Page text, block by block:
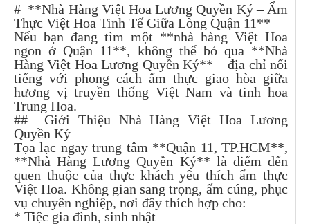
# **Nhà Hàng Việt Hoa Lương Quyền Ký – Ẩm
Thực Việt Hoa Tinh Tế Giữa Lòng Quận 11**
Nếu bạn đang tìm một **nhà hàng Việt Hoa
ngon ở Quận 11**, không thể bỏ qua **Nhà
Hàng Việt Hoa Lương Quyền Ký** – địa chỉ nổi
tiếng với phong cách ẩm thực giao hòa giữa
hương vị truyền thống Việt Nam và tinh hoa
Trung Hoa.
## Giới Thiệu Nhà Hàng Việt Hoa Lương
Quyền Ký
Tọa lạc ngay trung tâm **Quận 11, TP.HCM**,
**Nhà Hàng Lương Quyền Ký** là điểm đến
quen thuộc của thực khách yêu thích ẩm thực
Việt Hoa. Không gian sang trọng, ấm cúng, phục
vụ chuyên nghiệp, nơi đây thích hợp cho:
* Tiệc gia đình, sinh nhật